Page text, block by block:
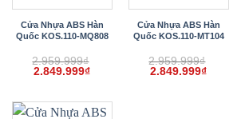
Cửa Nhựa ABS Hàn
Quốc KOS.110-MQ808
2.959.999₫
Giá
2.959.999₫.
2.849.999₫Giá
là:
2.849.999₫.
Cửa Nhựa ABS Hàn
Quốc KOS.110-MT104
2.959.999₫
Giá
2.849.999₫Giá